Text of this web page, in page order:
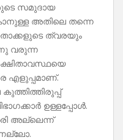
സമുദായ
അതിലെ തന്നെ
ത്വരയും
വരുന്ന
എളുപ്പമാണ്.
ഉള്ളപ്പോൾ.
അല്ലെന്ന്